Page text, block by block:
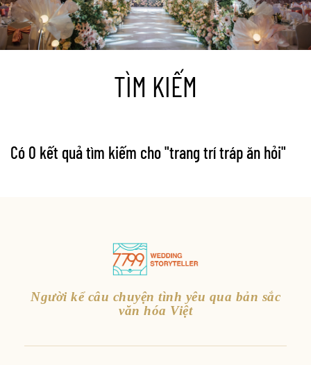
TÌM KIẾM
Có 0 kết quả tìm kiếm cho "trang trí tráp ăn hỏi"
Người kể câu chuyện tình yêu qua bản sắc
văn hóa Việt